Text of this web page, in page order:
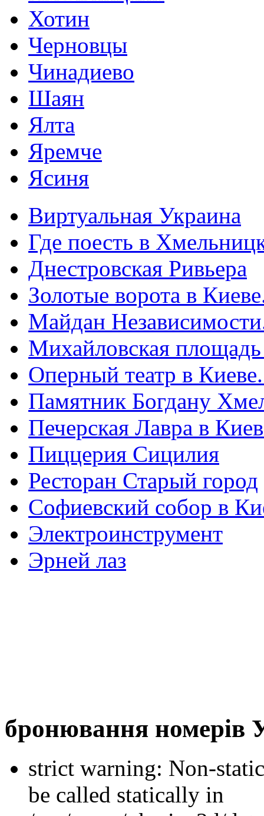
Хотин
Черновцы
Чинадиево
Шаян
Ялта
Яремче
Ясиня
Виртуальная Украина
Где поесть в
Днестровская Ривьера
Золотые ворота в
Майдан
Михайловская
Оперный театр в
Памятник Богдану
Печерская Лавра в
Пиццерия Сицилия
Ресторан Старый город
Софиевский собор в
Электроинструмент
Эрней лаз
бронювання номерів
strict warning: Non-
be called statically in